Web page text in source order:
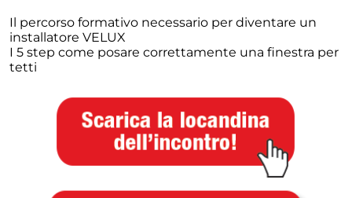
Il percorso formativo necessario per diventare un
installatore VELUX
I 5 step come posare correttamente una finestra per
tetti